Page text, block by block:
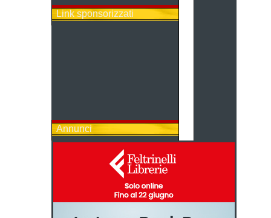
Link sponsorizzati
Annunci